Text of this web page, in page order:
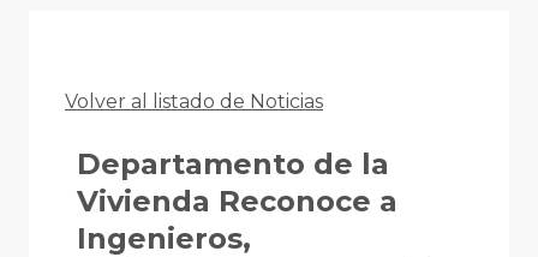
Volver al listado de Noticias
Departamento de la
Vivienda Reconoce a
Ingenieros,